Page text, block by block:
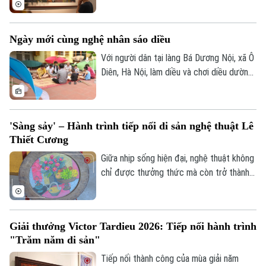
Tư vấn sức khỏe
Golf
Tin tức
Sao
Điện ảnh
Thời trang
Âm nhạc
mỹ thuật Việt Nam là sơn mài và giấy dó.
Ngày mới cùng nghệ nhân sáo diều
Với người dân tại làng Bá Dương Nội, xã Ô
Diên, Hà Nội, làm diều và chơi diều dường
công lao của Nghệ nhân nhân dân Nguyễn
và đưa nghệ thuật chơi diều của Việt Nam
tới bạn bè quốc tế.
'Sàng sảy' – Hành trình tiếp nối di sản nghệ thuật Lê
Thiết Cương
Giữa nhịp sống hiện đại, nghệ thuật không
chỉ được thưởng thức mà còn trở thành
Concept thực hiện mang đến một hành
họa sĩ Lê Thiết Cương được tiếp nối bằng
Giải thưởng Victor Tardieu 2026: Tiếp nối hành trình
"Trăm năm di sản"
Tiếp nối thành công của mùa giải năm